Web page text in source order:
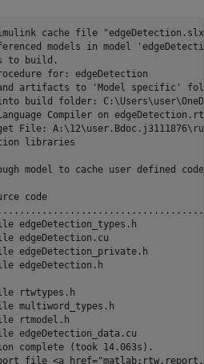
cache file
models in model
to build.
for: edgeDetection
and artifacts to 'Model specific'
build folder:
Compiler on
File:
libraries
model to cache user defined code
code
edgeDetection_types.h
edgeDetection.cu
edgeDetection_private.h
edgeDetection.h
rtwtypes.h
multiword_types.h
rtmodel.h
edgeDetection_data.cu
complete (took 14.063s).
file <a